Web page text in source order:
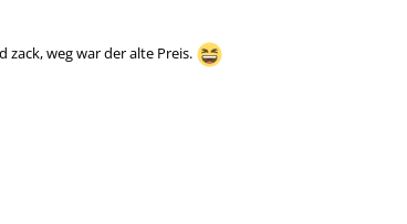
zack, weg war der alte Preis.